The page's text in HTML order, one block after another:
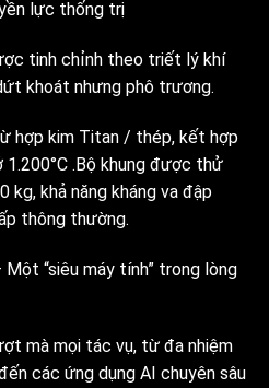
lực thống trị
tinh chỉnh theo triết lý khí
khoát nhưng phô trương.
kim Titan / thép, kết hợp
.Bộ khung được thử
kg, khả năng kháng va đập
thông thường.
“siêu máy tính” trong lòng
mà mọi tác vụ, từ đa nhiệm
các ứng dụng AI chuyên sâu